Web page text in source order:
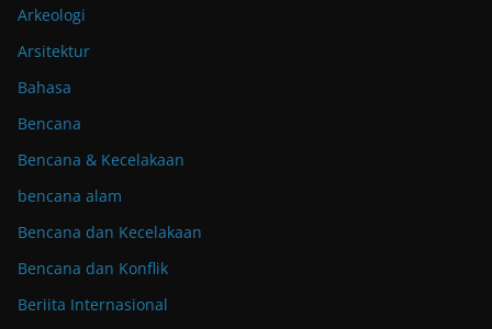
Arkeologi
Arsitektur
Bahasa
Bencana
Bencana & Kecelakaan
bencana alam
Bencana dan Kecelakaan
Bencana dan Konflik
Beriita Internasional